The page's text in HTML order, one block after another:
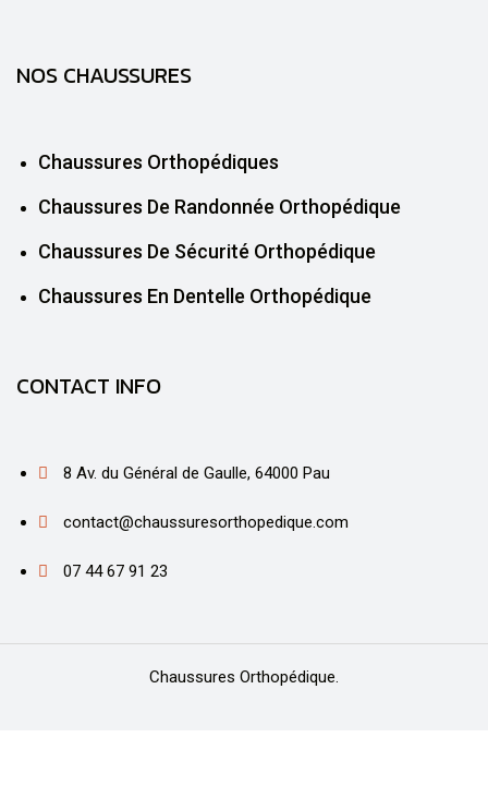
NOS CHAUSSURES
Chaussures Orthopédiques
Chaussures De Randonnée Orthopédique
Chaussures De Sécurité Orthopédique
Chaussures En Dentelle Orthopédique
CONTACT INFO
8 Av. du Général de Gaulle, 64000 Pau
contact@chaussuresorthopedique.com
07 44 67 91 23
Chaussures Orthopédique.